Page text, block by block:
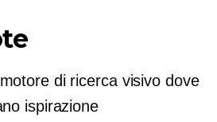
di ricerca visivo dove
ispirazione